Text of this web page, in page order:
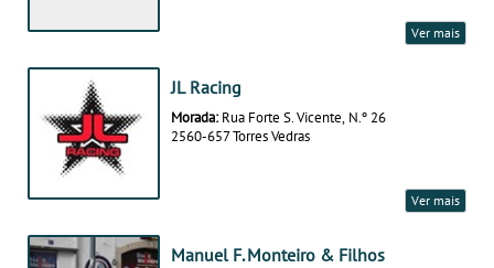
Ver mais
JL Racing
Morada: Rua Forte S. Vicente, N.º 26
2560-657 Torres Vedras
Ver mais
Manuel F. Monteiro & Filhos